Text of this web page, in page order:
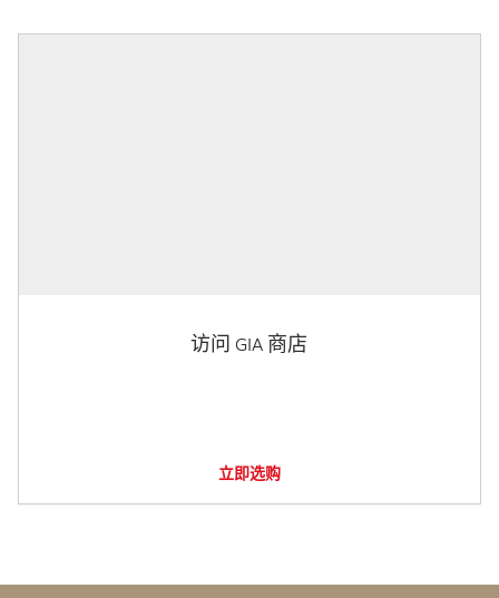
访问 GIA 商店
立即选购